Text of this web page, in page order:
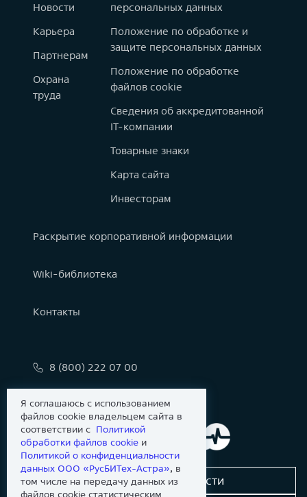
Новости
Карьера
Партнерам
Охрана
труда
персональных данных
Положение по обработке и
защите персональных данных
Положение по обработке
файлов cookie
Сведения об аккредитованной
IT-компании
Товарные знаки
Карта сайта
Инвесторам
Раскрытие корпоративной информации
Wiki-библиотека
Контакты
8 (800) 222 07 00
Сообщить об уязвимости
Я соглашаюсь с использованием
файлов cookie владельцем сайта в
соответствии с Политикой
обработки файлов сookie и
Политикой о конфиденциальности
данных ООО «РусБИТех-Астра», в
том числе на передачу данных из
файлов cookie статистическим